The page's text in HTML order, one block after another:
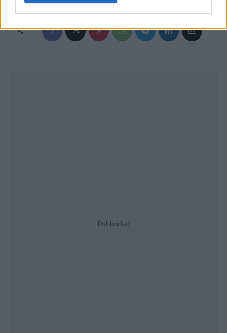
Publicidad